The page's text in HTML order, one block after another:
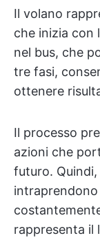
Il volano
che inizia con
nel bus, che
tre fasi,
ottenere
Il processo
azioni che
futuro.
rappresenta il